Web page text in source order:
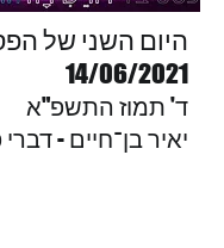
היום השני של
14/06/2021
ד' תמוז התשפ"א
יאיר בן־חיים -